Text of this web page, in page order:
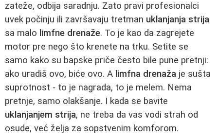
zateže, odbija saradnju. Zato pravi profesionalci
uvek počinju ili završavaju tretman uklanjanja strija
sa malo limfne drenaže. To je kao da zagrejete
motor pre nego što krenete na trku. Setite se
samo kako su bapske priče često bile pune pretnji:
ako uradiš ovo, biće ovo. A limfna drenaža je sušta
suprotnost - to je nagrada, to je melem. Nema
pretnje, samo olakšanje. I kada se bavite
uklanjanjem strija, ne treba da vas vodi strah od
osude, već želja za sopstvenim komforom.